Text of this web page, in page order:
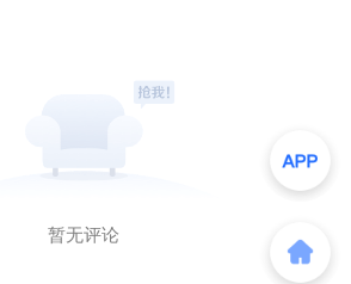
暂无评论